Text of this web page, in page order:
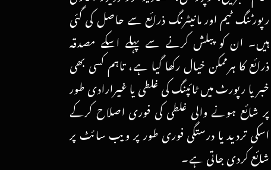
رپورٹنگ ٹیم اور مانیٹرنگ ذرائع سے حاصل کی گئی
ہیں۔ ان کو پبلش کرنے سے پہلے اسکے مصدقہ
ذرائع کا ہرممکن خیال رکھا گیا ہے، تاہم کسی بھی
خبر یا رپورٹ میں ٹائپنگ کی غلطی یا غیرارادی طور
پر شائع ہونے والی غلطی کی فوری اصلاح کرکے
اسکی تردید یا درستگی فوری طور پر ویب سائٹ پر
شائع کردی جاتی ہے۔